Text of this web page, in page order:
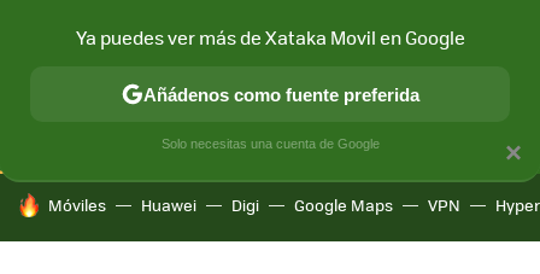
CONECTIVIDAD MÓVIL Y SOCIEDAD APLICACIONES
HOY SE HABLA DE
Móviles Huawei Digi Google Maps VPN
×
Ya puedes ver más de Xataka Movil en Google
Añádenos como fuente preferida
Solo necesitas una cuenta de Google